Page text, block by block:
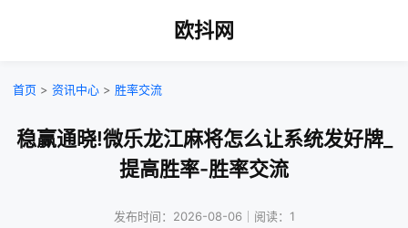
欧抖网
首页 > 资讯中心 > 胜率交流
稳赢通晓!微乐龙江麻将怎么让系统发好牌_
提高胜率-胜率交流
发布时间：2026-08-06｜阅读：1